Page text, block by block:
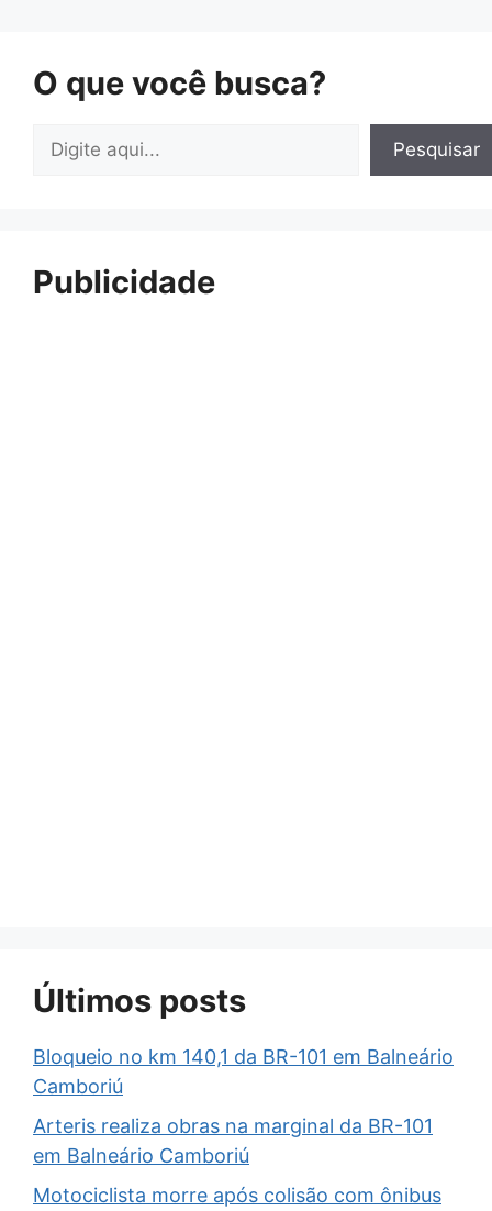
O que você busca?
Pesquisar Pesquisar
Publicidade
Últimos posts
Bloqueio no km 140,1 da BR-101 em Balneário
Camboriú
Arteris realiza obras na marginal da BR-101
em Balneário Camboriú
Motociclista morre após colisão com ônibus